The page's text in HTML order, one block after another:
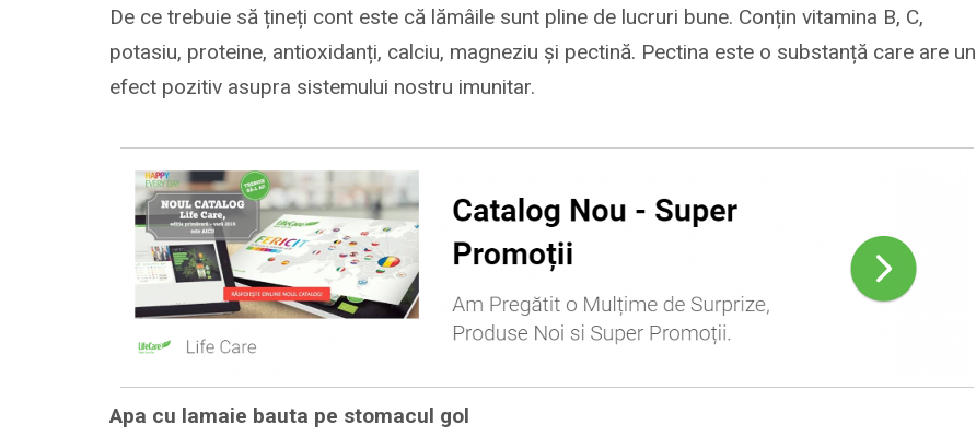
De ce trebuie să țineți cont este că lămâile sunt pline de lucruri bune. Conțin vitamina B, C,
potasiu, proteine, antioxidanți, calciu, magneziu și pectină. Pectina este o substanță care are un
efect pozitiv asupra sistemului nostru imunitar.
Apa cu lamaie bauta pe stomacul gol